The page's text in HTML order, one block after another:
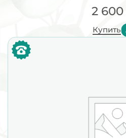
2 600
Купить